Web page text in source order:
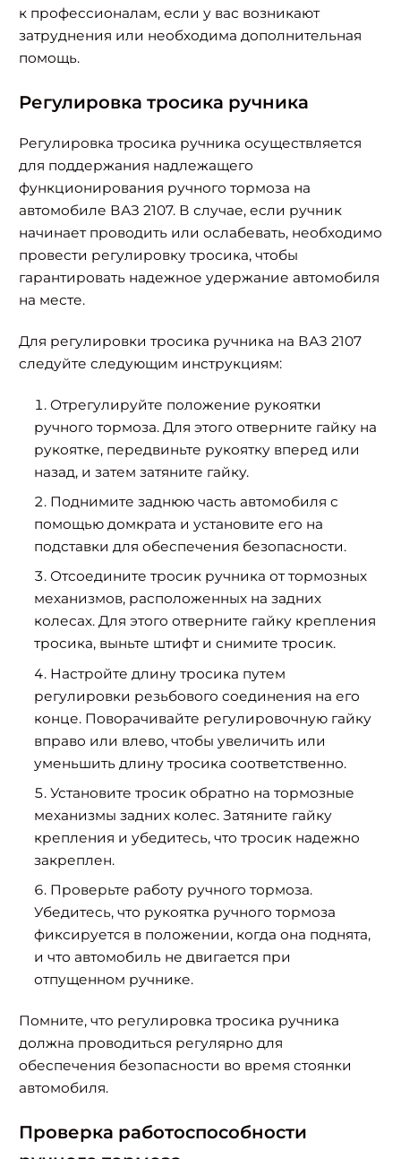
к профессионалам, если у вас возникают
затруднения или необходима дополнительная
помощь.
Регулировка тросика ручника
Регулировка тросика ручника осуществляется
для поддержания надлежащего
функционирования ручного тормоза на
автомобиле ВАЗ 2107. В случае, если ручник
начинает проводить или ослабевать, необходимо
провести регулировку тросика, чтобы
гарантировать надежное удержание автомобиля
на месте.
Для регулировки тросика ручника на ВАЗ 2107
следуйте следующим инструкциям:
Отрегулируйте положение рукоятки
ручного тормоза. Для этого отверните гайку на
рукоятке, передвиньте рукоятку вперед или
назад, и затем затяните гайку.
Поднимите заднюю часть автомобиля с
помощью домкрата и установите его на
подставки для обеспечения безопасности.
Отсоедините тросик ручника от тормозных
механизмов, расположенных на задних
колесах. Для этого отверните гайку крепления
тросика, выньте штифт и снимите тросик.
Настройте длину тросика путем
регулировки резьбового соединения на его
конце. Поворачивайте регулировочную гайку
вправо или влево, чтобы увеличить или
уменьшить длину тросика соответственно.
Установите тросик обратно на тормозные
механизмы задних колес. Затяните гайку
крепления и убедитесь, что тросик надежно
закреплен.
Проверьте работу ручного тормоза.
Убедитесь, что рукоятка ручного тормоза
фиксируется в положении, когда она поднята,
и что автомобиль не двигается при
отпущенном ручнике.
Помните, что регулировка тросика ручника
должна проводиться регулярно для
обеспечения безопасности во время стоянки
автомобиля.
Проверка работоспособности